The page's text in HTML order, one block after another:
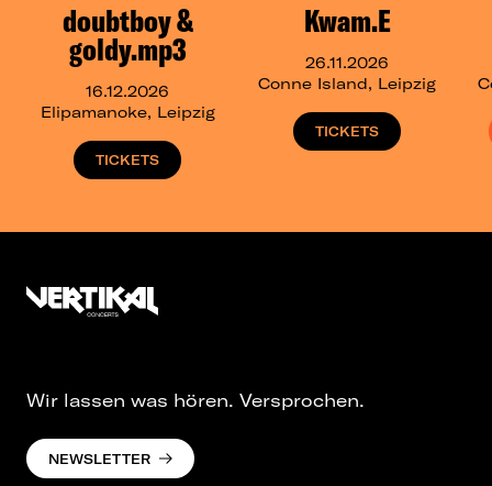
doubtboy &
goldy.mp3
16.12.2026
Elipamanoke, Leipzig
TICKETS
Kwam.E
26.11.2026
Conne Island, Leipzig
TICKETS
Wir lassen was hören. Versprochen.
NEWSLETTER